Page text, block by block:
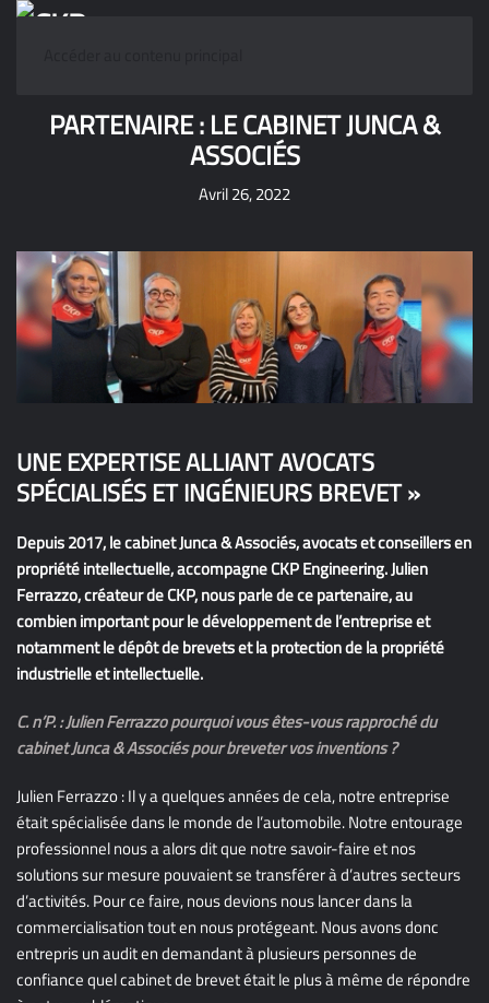
PARTENAIRE : LE CABINET JUNCA &
ASSOCIÉS
Avril 26, 2022
UNE EXPERTISE ALLIANT AVOCATS
SPÉCIALISÉS ET INGÉNIEURS BREVET »
Depuis 2017, le cabinet Junca & Associés, avocats et conseillers en
propriété intellectuelle, accompagne CKP Engineering. Julien
Ferrazzo, créateur de CKP, nous parle de ce partenaire, au
combien important pour le développement de l’entreprise et
notamment le dépôt de brevets et la protection de la propriété
industrielle et intellectuelle.
C. n’P. : Julien Ferrazzo pourquoi vous êtes-vous rapproché du
cabinet Junca & Associés pour breveter vos inventions ?
Julien Ferrazzo : Il y a quelques années de cela, notre entreprise
était spécialisée dans le monde de l’automobile. Notre entourage
professionnel nous a alors dit que notre savoir-faire et nos
solutions sur mesure pouvaient se transférer à d’autres secteurs
d’activités. Pour ce faire, nous devions nous lancer dans la
commercialisation tout en nous protégeant. Nous avons donc
entrepris un audit en demandant à plusieurs personnes de
confiance quel cabinet de brevet était le plus à même de répondre